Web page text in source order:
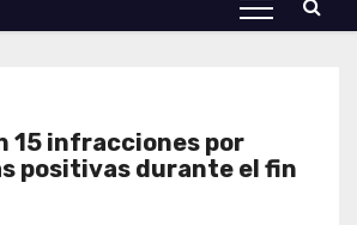
15 infracciones por
positivas durante el fin